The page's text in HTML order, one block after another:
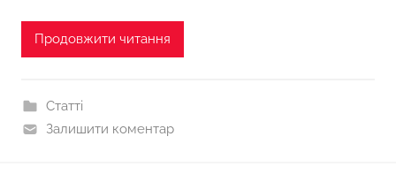
Продовжити читання
Статті
Залишити коментар